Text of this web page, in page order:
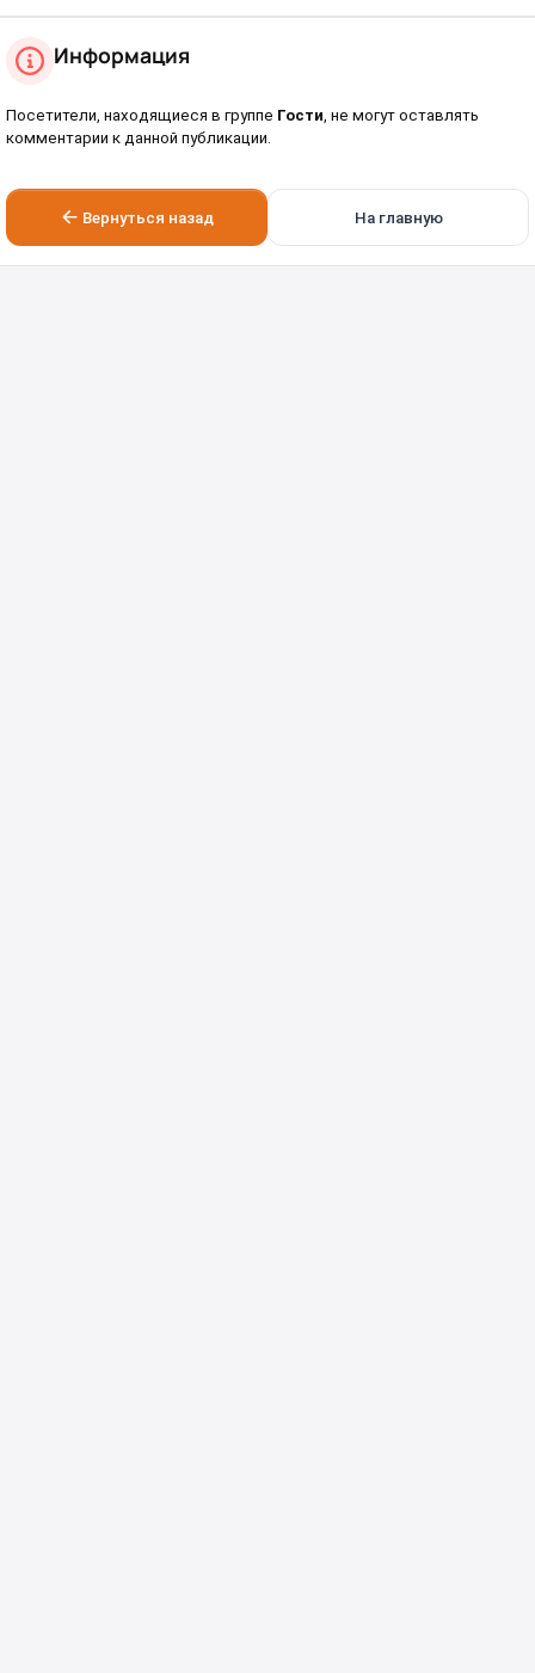
Информация
Посетители, находящиеся в группе Гости, не могут оставлять
комментарии к данной публикации.
Вернуться назад На главную